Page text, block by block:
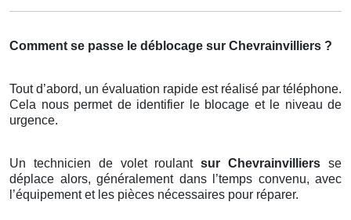
Comment se passe le déblocage sur Chevrainvilliers ?
Tout d’abord, un évaluation rapide est réalisé par téléphone.
Cela nous permet de identifier le blocage et le niveau de
urgence.
Un technicien de volet roulantsur Chevrainvilliersse
déplace alors, généralement dans l’temps convenu, avec
l’équipement et les pièces nécessaires pour réparer.